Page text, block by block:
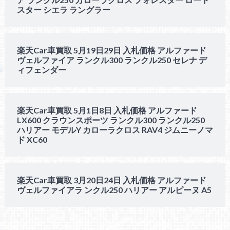
スター シエラ ラングラー
楽天Car車買取 5月19日29日 入札価格 アルファード
ヴェルファイア ランクル300 ランクル250 セレナ デ
ィフェンダー
楽天Car車買取 5月1日8日 入札価格 アルファード
LX600 クラウンスポーツ ランクル300 ランクル250
ハリアー モデルY カローラクロス RAV4 ジムニーノマ
ド XC60
楽天Car車買取 3月20日24日 入札価格 アルファード
ヴェルファイアラ ンクル250 ハリアー アルピーヌ A5